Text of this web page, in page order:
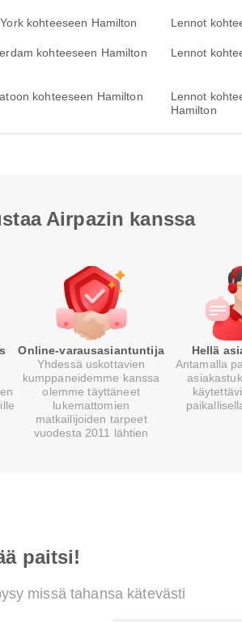
kohteeseen Hamilton Lennot
kohteeseen Hamilton Lennot
kohteeseen Hamilton
Lennot
Hamilton
Airpazin kanssa
Online-varausasiantuntija
Yhdessä uskottavien
kumppaneidemme kanssa
olemme täyttäneet
lukemattomien
matkailijoiden tarpeet
vuodesta 2011 lähtien
Hellä
Antamalla
paitsi!
missä tahansa kätevästi